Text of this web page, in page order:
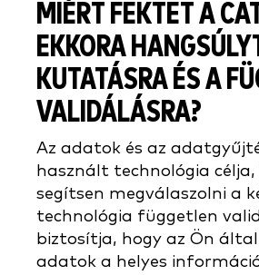
MIÉRT FEKTET A
EKKORA
KUTATÁSRA ÉS A
VALIDÁLÁSRA?
Az adatok és az
használt technológia célja,
segítsen megválaszolni a
technológia független
biztosítja, hogy az Ön
adatok a helyes